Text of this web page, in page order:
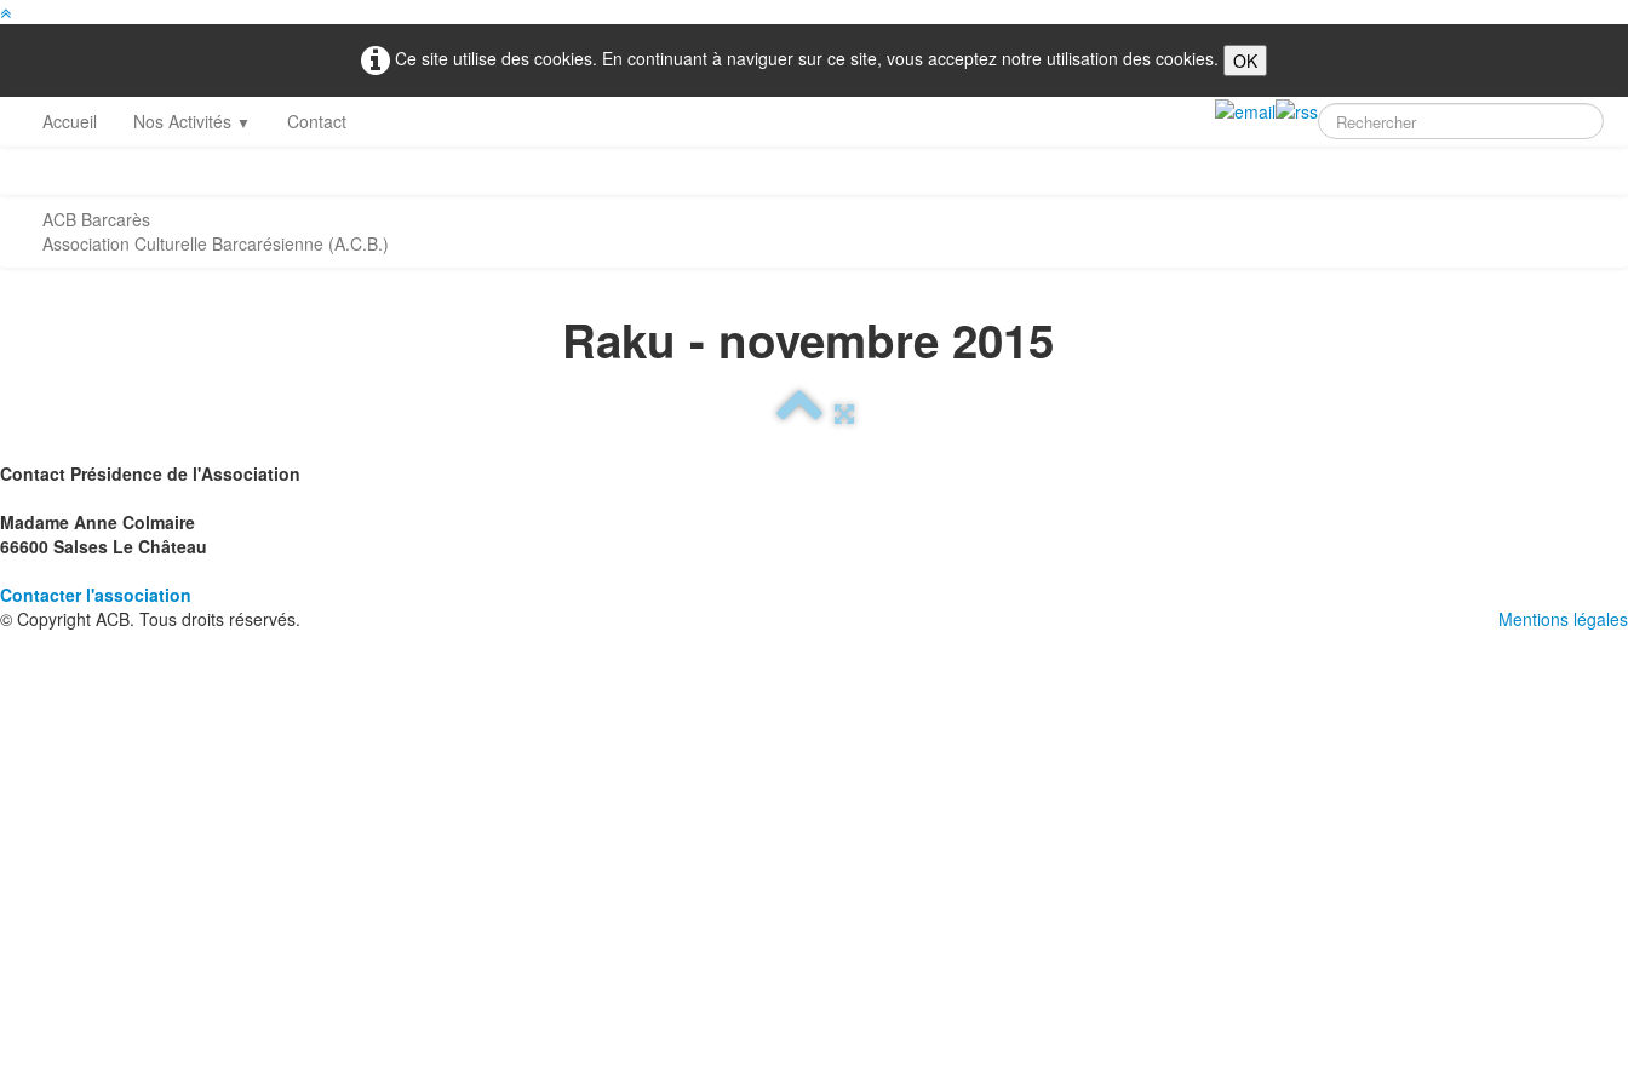
Ce site utilise des cookies. En continuant à naviguer sur ce site, vous acceptez notre utilisation des cookies. OK
Accueil Nos Activités ▼ Contact
ACB Barcarès
Association Culturelle Barcarésienne (A.C.B.)
Raku - novembre 2015
Contact Présidence de l'Association
Madame Anne Colmaire
66600 Salses Le Château
Contacter l'association
© Copyright ACB. Tous droits réservés.
Mentions légales